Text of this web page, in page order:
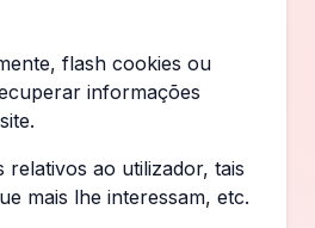
flash cookies ou
informações
relativos ao utilizador, tais
mais lhe interessam, etc.